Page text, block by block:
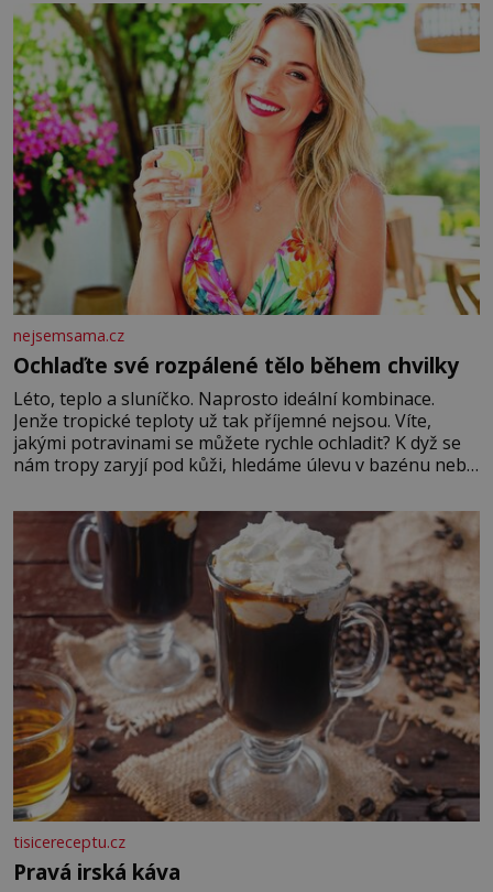
nejsemsama.cz
Ochlaďte své rozpálené tělo během chvilky
Léto, teplo a sluníčko. Naprosto ideální kombinace.
Jenže tropické teploty už tak příjemné nejsou. Víte,
jakými potravinami se můžete rychle ochladit? K dyž se
nám tropy zaryjí pod kůži, hledáme úlevu v bazénu nebo
blízkosti. Nemusíte však zoufat. Pokud budete mít
promyšlený jídelníček, žadné pařáky si na vás
tisicereceptu.cz
Pravá irská káva